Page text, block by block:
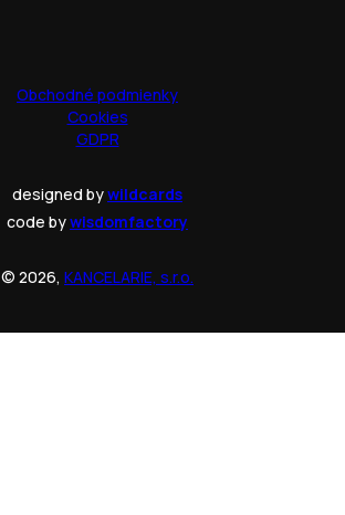
Obchodné podmienky
Cookies
GDPR
designed bywildcards
code bywisdomfactory
© 2026, KANCELARIE, s.r.o.